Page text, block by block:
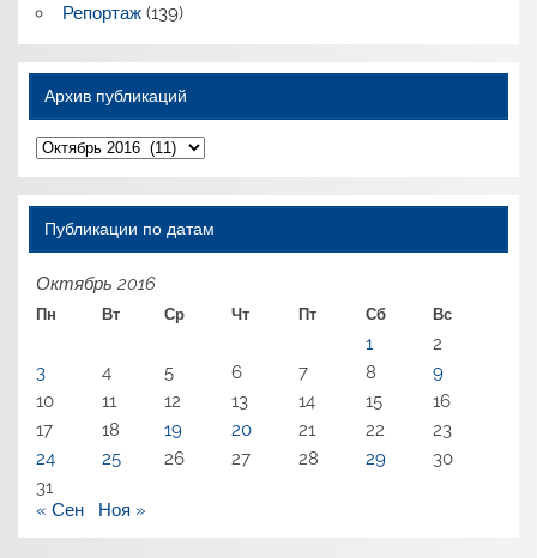
Репортаж(139)
Архив публикаций
Архив
публикаций
Публикации по датам
Октябрь 2016
Пн Вт Ср Чт Пт Сб Вс
1
2
3
4 5 6 7 8
9
10
11 12 13 14 15
16
17
18 19 20 21 22
23
24
25 26 27 28 29
30
31
« Сен
Ноя »